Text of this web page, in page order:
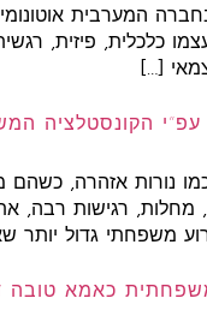
המערבית
כלכלית, פיזית,
[…]
עפ”י הקונסטלציה
נורות אזהרה,
מחלות, רגישות רבה,
משפחתי גדול יותר
כאמא טובה